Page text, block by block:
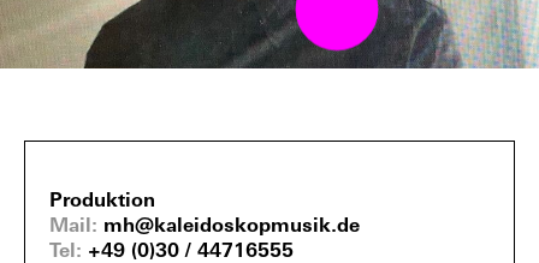
Produktion
Mail
mh@kaleidoskopmusik.de
Tel
+49 (0)30 / 44716555